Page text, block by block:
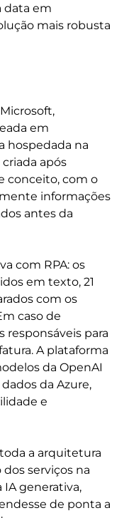
data em
mais robusta
em
hospedada na
após
conceito, com o
informações
antes da
com RPA: os
em texto, 21
com os
caso de
responsáveis para
A plataforma
da OpenAI
da Azure,
e
a arquitetura
serviços na
generativa,
de ponta a